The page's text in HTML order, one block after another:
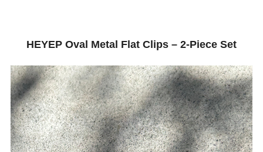
HEYEP Oval Metal Flat Clips – 2-Piece Set